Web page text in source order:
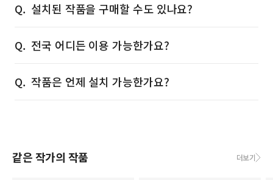
설치된 작품을 구매할 수도 있나요?
전국 어디든 이용 가능한가요?
작품은 언제 설치 가능한가요?
같은 작가의 작품 더보기